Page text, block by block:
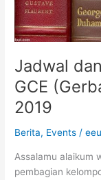
Jadwal
GCE
2019
Berita, Events /
Assalamu alaikum
pembagian
2019